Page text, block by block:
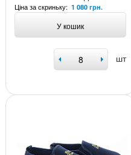
Ціна за скриньку: 1 080 грн.
У кошик
шт